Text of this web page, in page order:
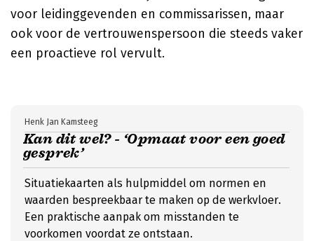
voor leidinggevenden en commissarissen, maar
ook voor de vertrouwenspersoon die steeds vaker
een proactieve rol vervult.
Kan dit wel? - ‘Opmaat voor een goed
gesprek’
Henk Jan Kamsteeg
Situatiekaarten als hulpmiddel om normen en
waarden bespreekbaar te maken op de werkvloer.
Een praktische aanpak om misstanden te
voorkomen voordat ze ontstaan.